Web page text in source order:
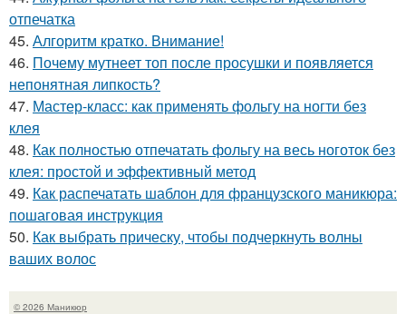
отпечатка
45. Алгоритм кратко. Внимание!
46. Почему мутнеет топ после просушки и появляется
непонятная липкость?
47. Мастер-класс: как применять фольгу на ногти без
клея
48. Как полностью отпечатать фольгу на весь ноготок без
клея: простой и эффективный метод
49. Как распечатать шаблон для французского маникюра:
пошаговая инструкция
50. Как выбрать прическу, чтобы подчеркнуть волны
ваших волос
© 2026 Маникюр